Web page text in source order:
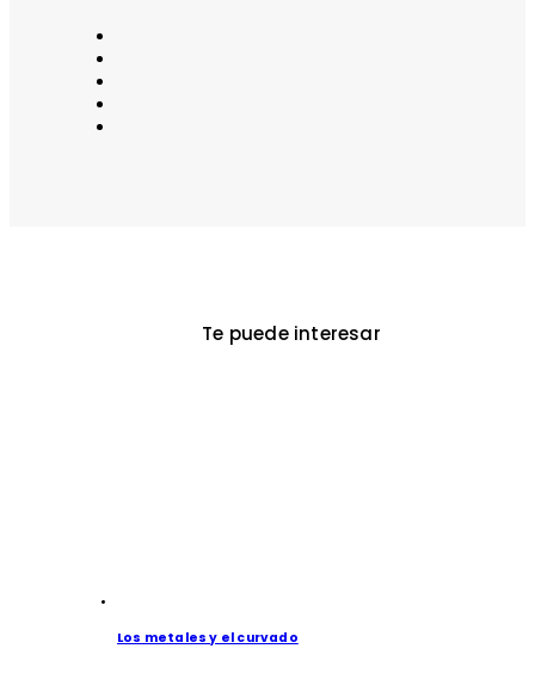
Te puede interesar
Los metales y el curvado